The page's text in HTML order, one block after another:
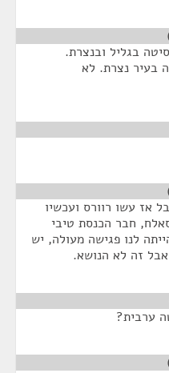
בגליל ובנצרת.
בעיר נצרת. לא
אז עשו רוורס ועכשיו
חבר הכנסת טיבי
לנו פגישה מעולה, יש
זה לא הנושא.
ערבית?